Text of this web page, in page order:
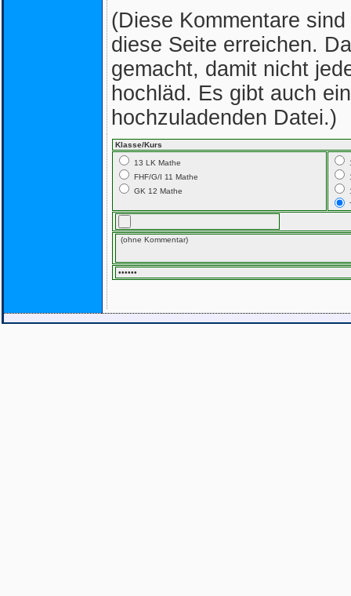
(Diese Kommentare
diese Seite erreichen.
gemacht, damit nicht
hochläd. Es gibt auch
hochzuladenden Datei.)
Klasse/Kurs
13 LK Mathe
FHF/G/I 11 Mathe
GK 12 Mathe